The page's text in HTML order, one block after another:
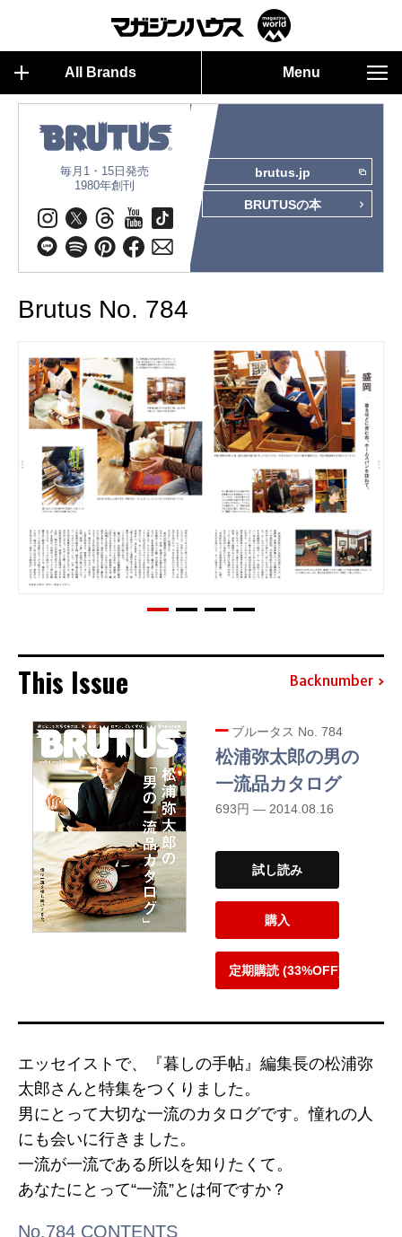
All Brands Menu
毎月1・15日発売
1980年創刊
brutus.jp
BRUTUSの本
Brutus No. 784
This Issue Backnumber
ブルータス No. 784
松浦弥太郎の男の
一流品カタログ
693円 — 2014.08.16
試し読み
購入
定期購読 (33%OFF)
エッセイストで、『暮しの手帖』編集長の松浦弥
太郎さんと特集をつくりました。
男にとって大切な一流のカタログです。憧れの人
にも会いに行きました。
一流が一流である所以を知りたくて。
あなたにとって“一流”とは何ですか？
No.784 CONTENTS